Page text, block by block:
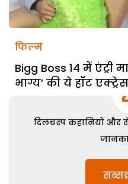
फिल्म
Bigg Boss 14 में
भाग्य’ की ये हॉट
दिलचस्प कहानियों